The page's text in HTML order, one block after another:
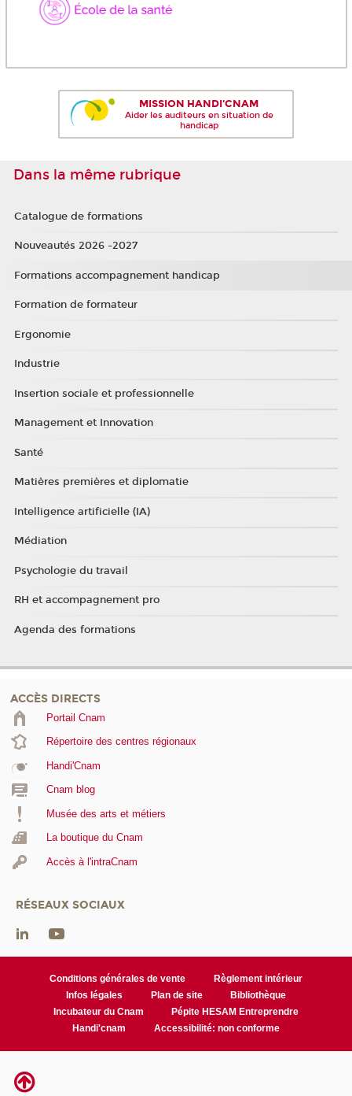
MISSION HANDI'CNAM
Aider les auditeurs en situation de
handicap
Dans la même rubrique
Catalogue de formations
Nouveautés 2026 -2027
Formations accompagnement handicap
Formation de formateur
Ergonomie
Industrie
Insertion sociale et professionnelle
Management et Innovation
Santé
Matières premières et diplomatie
Intelligence artificielle (IA)
Médiation
Psychologie du travail
RH et accompagnement pro
Agenda des formations
ACCÈS DIRECTS
Portail Cnam
Répertoire des centres régionaux
Handi'Cnam
Cnam blog
Musée des arts et métiers
La boutique du Cnam
Accès à l'intraCnam
RÉSEAUX SOCIAUX
Conditions générales de vente
Règlement intérieur
Infos légales
Plan de site
Bibliothèque
Incubateur du Cnam
Pépite HESAM Entreprendre
Handi'cnam
Accessibilité: non conforme